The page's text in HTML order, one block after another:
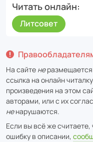
Читать онлайн
Литсовет
На сайте неразмещается
ссылка на онлайн
произведения на этом
авторами, или с их
ненарушаются.
Если вы всё же
ошибку в описании,